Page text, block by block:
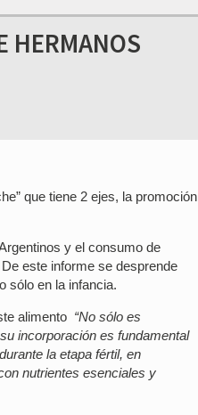
HERMANOS
que tiene 2 ejes, la promoción
y el consumo de
este informe se desprende
sólo en la infancia.
alimento “No sólo es
incorporación es fundamental
la etapa fértil, en
nutrientes esenciales y